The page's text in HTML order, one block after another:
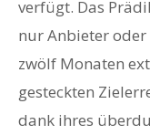
verfügt. Das
nur Anbieter
zwölf Monaten
gesteckten
dank ihres